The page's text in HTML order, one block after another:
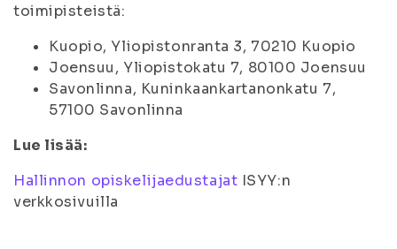
toimipisteistä:
Kuopio, Yliopistonranta 3, 70210 Kuopio
Joensuu, Yliopistokatu 7, 80100 Joensuu
Savonlinna, Kuninkaankartanonkatu 7,
57100 Savonlinna
Lue lisää:
Hallinnon opiskelijaedustajat ISYY:n
verkkosivuilla